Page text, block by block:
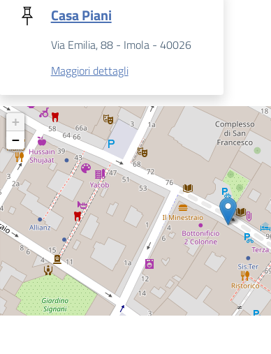
Casa Piani
Via Emilia, 88 - Imola - 40026
Maggiori dettagli
+
−